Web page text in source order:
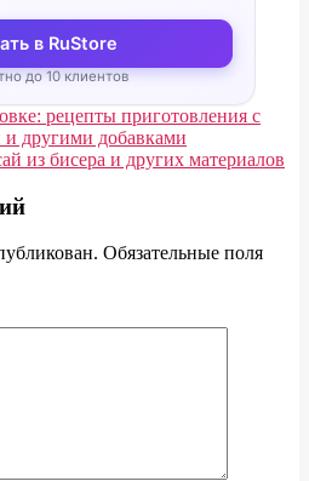
в RuStore
до 10 клиентов
рецепты приготовления с
другими добавками
из бисера и других материалов
Обязательные поля